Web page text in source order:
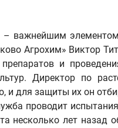
важнейшим элементом
Агрохим» Виктор
и
Директор по
и для защиты их он
проводит
несколько лет назад